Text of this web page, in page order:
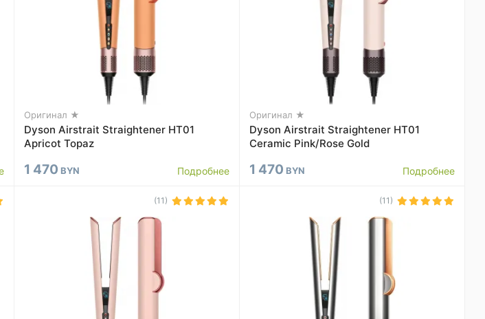
Оригинал ★
Dyson Airstrait Straightener HT01
Apricot Topaz
1 470 BYN Подробнее
Оригинал ★
Dyson Airstrait Straightener HT01
Ceramic Pink/Rose Gold
1 470 BYN Подробнее
(11) (11)